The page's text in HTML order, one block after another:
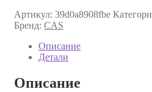
Артикул: 39d0a8908fbe
Бренд: CAS
Описание
Детали
Описание